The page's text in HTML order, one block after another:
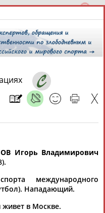
2026 года,
Расширенный поиск
Игорь Владимирович
международного
Нападающий.
живет в Москве.